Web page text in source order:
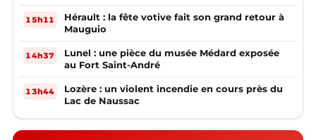
15h11
Hérault : la fête votive fait son grand retour à
Mauguio
14h37
Lunel : une pièce du musée Médard exposée
au Fort Saint-André
13h44
Lozère : un violent incendie en cours près du
Lac de Naussac